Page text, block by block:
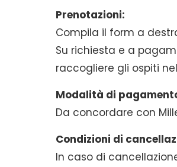
Prenotazioni:
Compila il form a
Su richiesta e a
raccogliere gli ospiti
Modalità di
Da concordare con
Condizioni di
In caso di